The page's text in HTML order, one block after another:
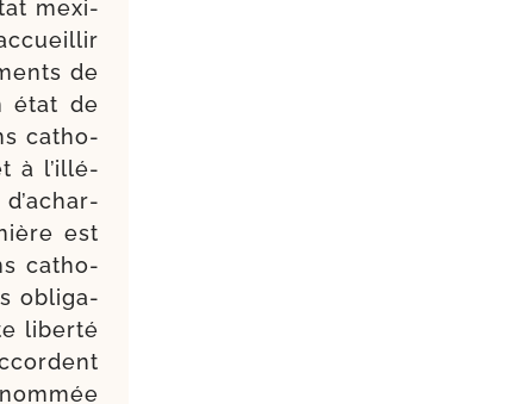
mexi­
de
état de
catho­
à l’illé­
est
catho­
obli­ga­
liber­té